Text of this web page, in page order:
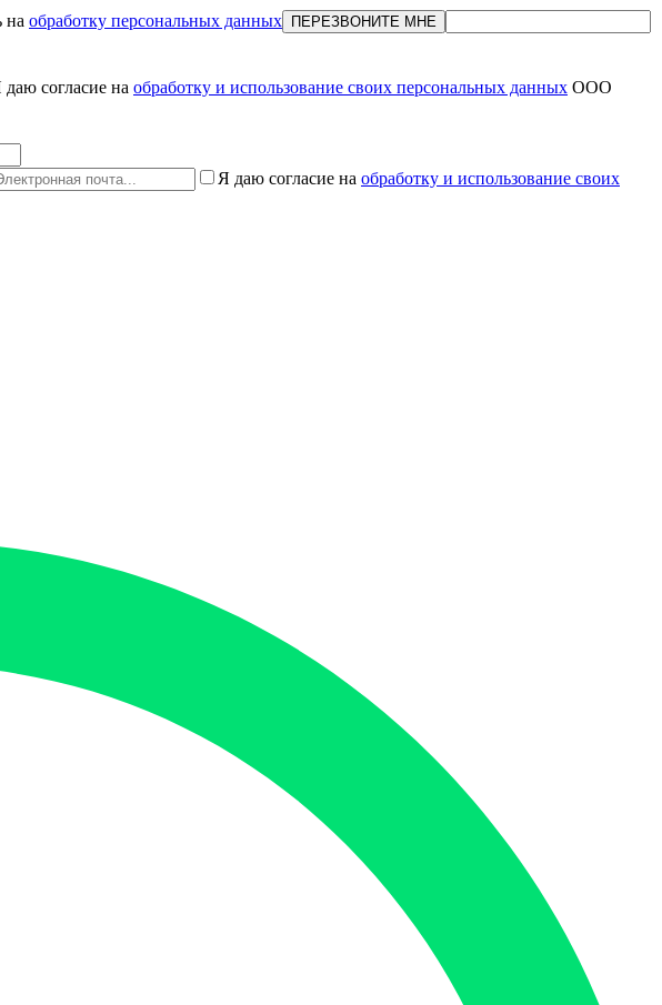
на обработку персональных данных ПЕРЕЗВОНИТЕ МНЕ
даю согласие на обработку и использование своих персональных данных ООО
Я даю согласие на обработку и использование своих